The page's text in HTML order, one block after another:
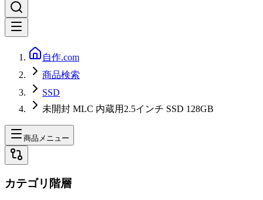
自作.com
商品検索
SSD
未開封 MLC 内蔵用2.5インチ SSD 128GB
商品メニュー
カテゴリ階層